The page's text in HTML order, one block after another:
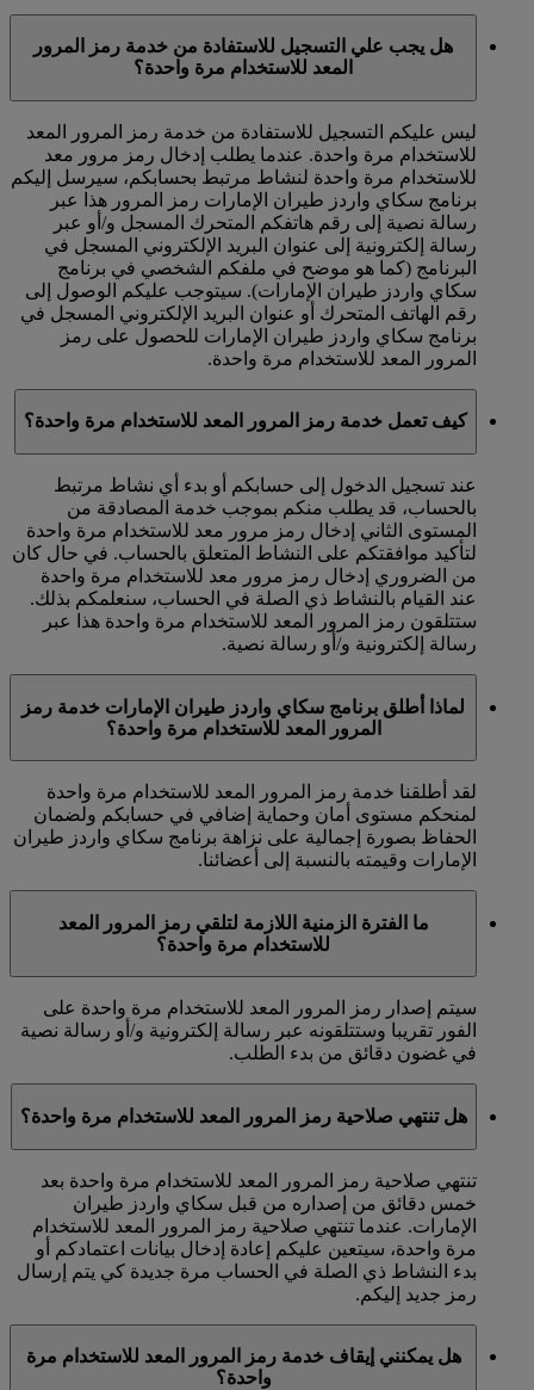
هل يجب علي التسجيل للاستفادة من خدمة رمز المرور
المعد للاستخدام مرة واحدة؟
ليس عليكم التسجيل للاستفادة من خدمة رمز المرور المعد
للاستخدام مرة واحدة. عندما يطلب إدخال رمز مرور معد
للاستخدام مرة واحدة لنشاط مرتبط بحسابكم، سيرسل إليكم
برنامج سكاي واردز طيران الإمارات رمز المرور هذا عبر
رسالة نصية إلى رقم هاتفكم المتحرك المسجل و/أو عبر
رسالة إلكترونية إلى عنوان البريد الإلكتروني المسجل في
البرنامج (كما هو موضح في ملفكم الشخصي في برنامج
سكاي واردز طيران الإمارات). سيتوجب عليكم الوصول إلى
رقم الهاتف المتحرك أو عنوان البريد الإلكتروني المسجل في
برنامج سكاي واردز طيران الإمارات للحصول على رمز
المرور المعد للاستخدام مرة واحدة.
كيف تعمل خدمة رمز المرور المعد للاستخدام مرة واحدة؟
عند تسجيل الدخول إلى حسابكم أو بدء أي نشاط مرتبط
بالحساب، قد يطلب منكم بموجب خدمة المصادقة من
المستوى الثاني إدخال رمز مرور معد للاستخدام مرة واحدة
لتأكيد موافقتكم على النشاط المتعلق بالحساب. في حال كان
من الضروري إدخال رمز مرور معد للاستخدام مرة واحدة
عند القيام بالنشاط ذي الصلة في الحساب، سنعلمكم بذلك.
ستتلقون رمز المرور المعد للاستخدام مرة واحدة هذا عبر
رسالة إلكترونية و/أو رسالة نصية.
لماذا أطلق برنامج سكاي واردز طيران الإمارات خدمة رمز
المرور المعد للاستخدام مرة واحدة؟
لقد أطلقنا خدمة رمز المرور المعد للاستخدام مرة واحدة
لمنحكم مستوى أمان وحماية إضافي في حسابكم ولضمان
الحفاظ بصورة إجمالية على نزاهة برنامج سكاي واردز طيران
الإمارات وقيمته بالنسبة إلى أعضائنا.
ما الفترة الزمنية اللازمة لتلقي رمز المرور المعد
للاستخدام مرة واحدة؟
سيتم إصدار رمز المرور المعد للاستخدام مرة واحدة على
الفور تقريبا وستتلقونه عبر رسالة إلكترونية و/أو رسالة نصية
في غضون دقائق من بدء الطلب.
هل تنتهي صلاحية رمز المرور المعد للاستخدام مرة واحدة؟
تنتهي صلاحية رمز المرور المعد للاستخدام مرة واحدة بعد
خمس دقائق من إصداره من قبل سكاي واردز طيران
الإمارات. عندما تنتهي صلاحية رمز المرور المعد للاستخدام
مرة واحدة، سيتعين عليكم إعادة إدخال بيانات اعتمادكم أو
بدء النشاط ذي الصلة في الحساب مرة جديدة كي يتم إرسال
رمز جديد إليكم.
هل يمكنني إيقاف خدمة رمز المرور المعد للاستخدام مرة
واحدة؟